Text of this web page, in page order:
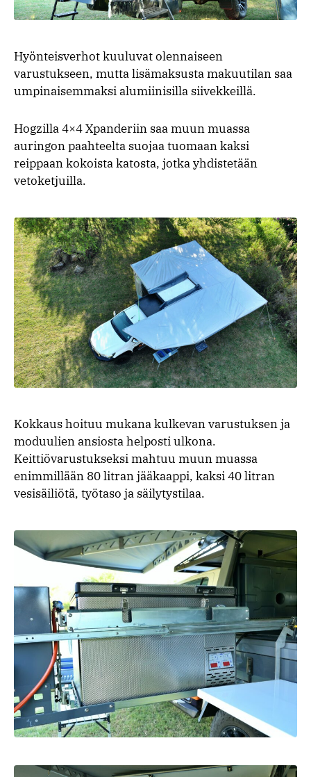
Hyönteisverhot kuuluvat olennaiseen
varustukseen, mutta lisämaksusta makuutilan saa
umpinaisemmaksi alumiinisilla siivekkeillä.
Hogzilla 4×4 Xpanderiin saa muun muassa
auringon paahteelta suojaa tuomaan kaksi
reippaan kokoista katosta, jotka yhdistetään
vetoketjuilla.
Kokkaus hoituu mukana kulkevan varustuksen ja
moduulien ansiosta helposti ulkona.
Keittiövarustukseksi mahtuu muun muassa
enimmillään 80 litran jääkaappi, kaksi 40 litran
vesisäiliötä, työtaso ja säilytystilaa.